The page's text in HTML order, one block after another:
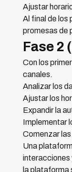
Ajustar
Al final de los
promesas de
Fase 2
Con los
canales.
Analizar los
Ajustar los
Expandir la
Implementar
Comenzar
Una
interacciones
la plataforma